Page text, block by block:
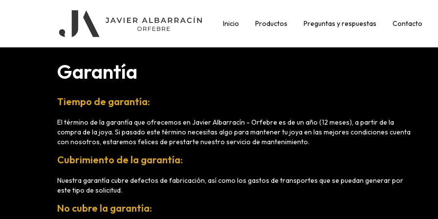
Inicio Productos Preguntas y respuestas Contacto
Garantía
Tiempo de garantía:
El término de la garantía que ofrecemos en Javier Albarracín - Orfebre es de un año (12 meses), a partir de la
compra de la joya. Si pasado este término necesitas algo para mantener tu joya en las mejores condiciones cuenta
con nosotros, estaremos felices de prestarte nuestro servicio de mantenimiento.
Cubrimiento de la garantía:
Nuestra garantía cubre defectos de fabricación, así como los gastos de transportes que se puedan generar por
este tipo de solicitud.
No cubre la garantía: